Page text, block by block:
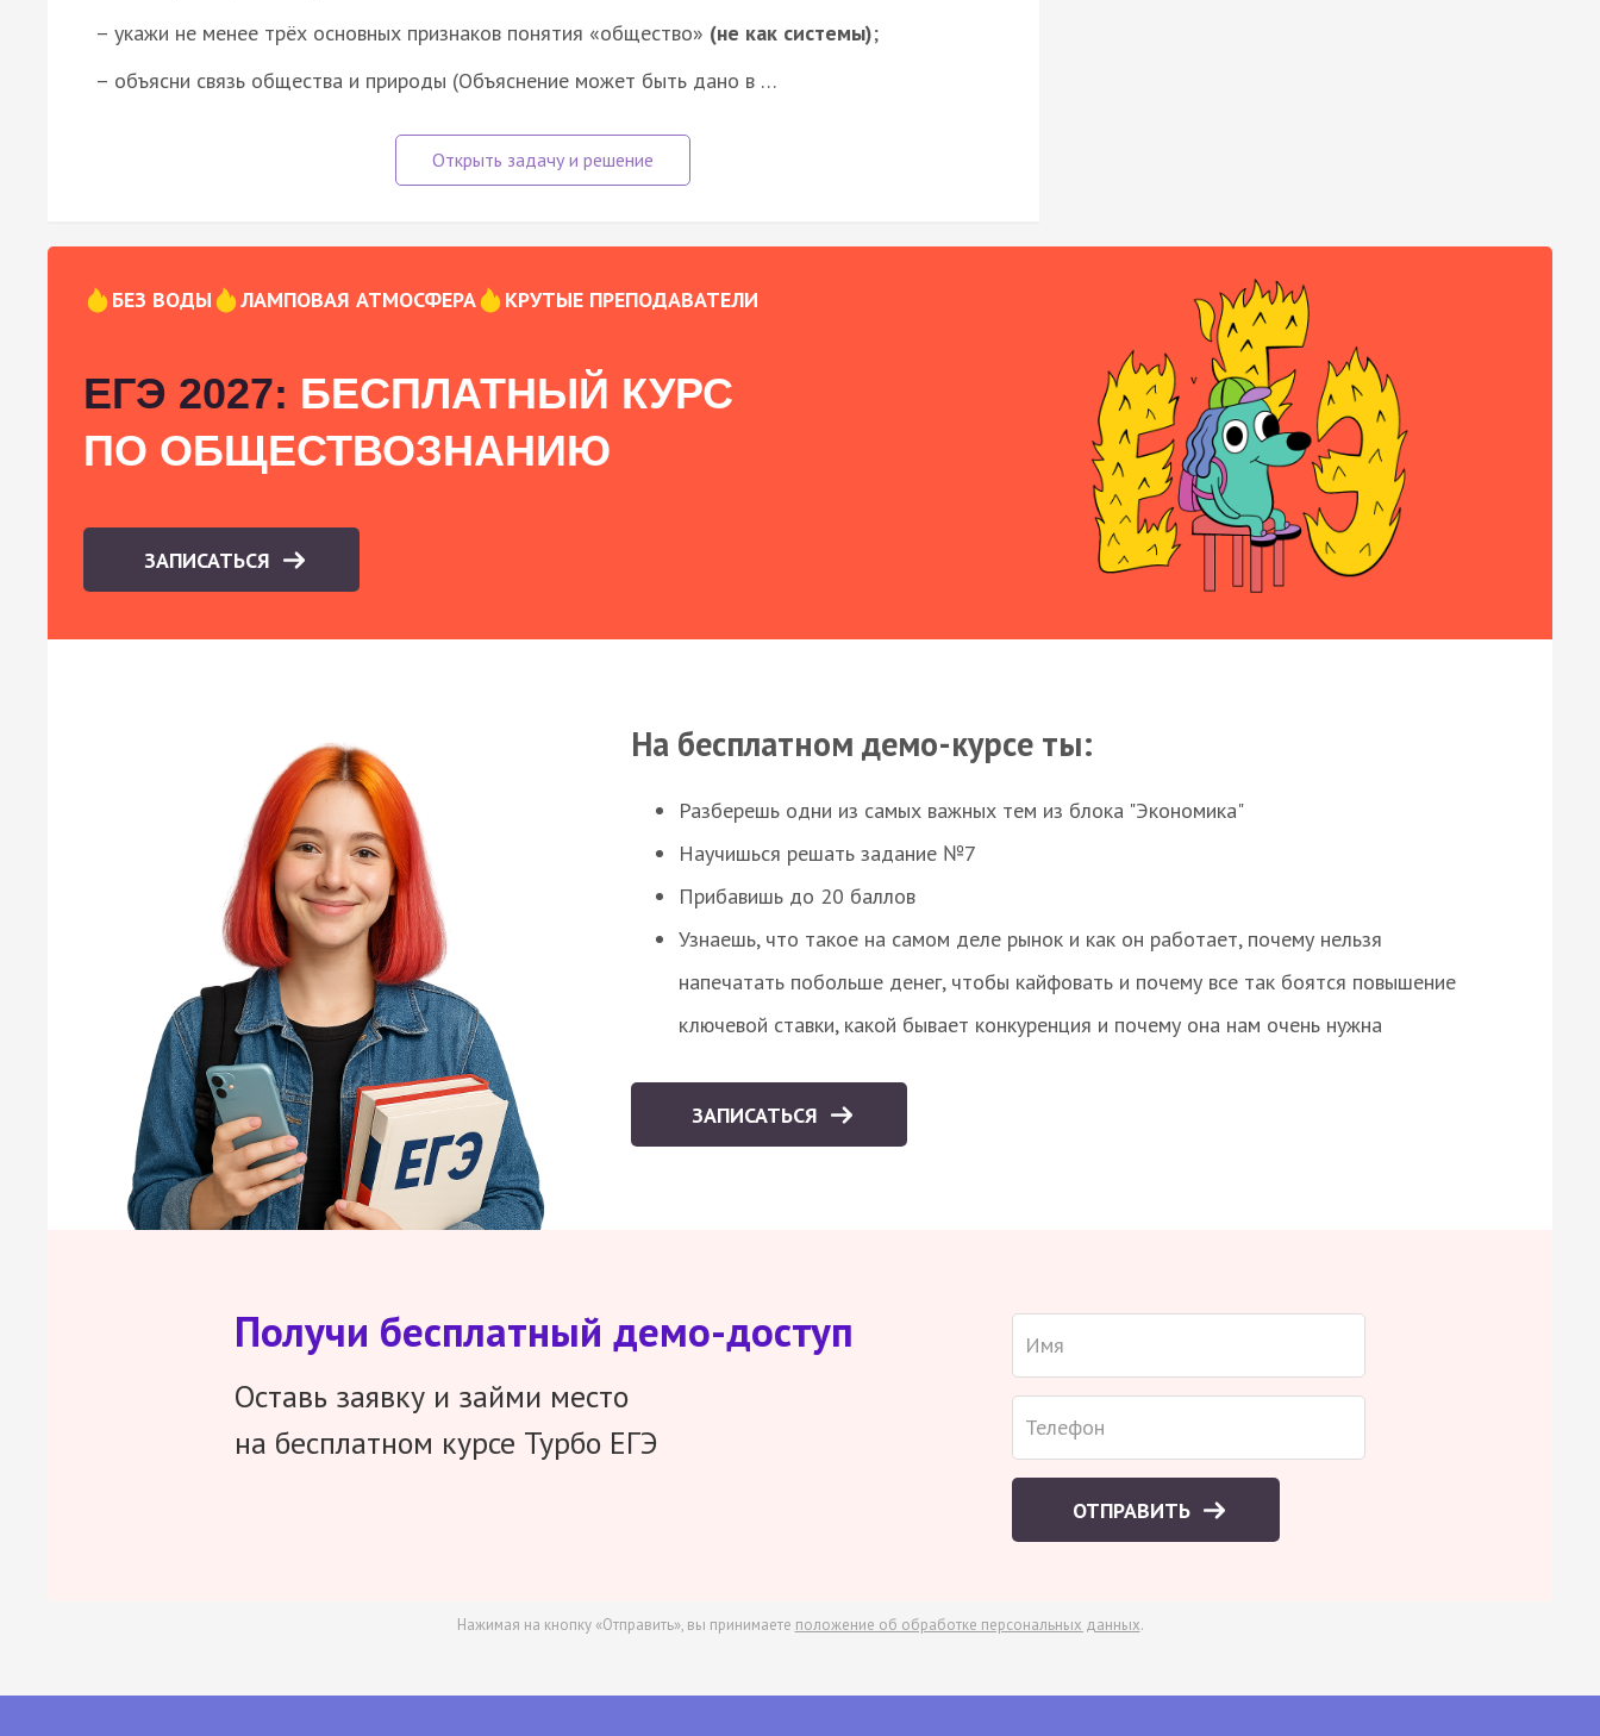
– укажи не менее трёх основных признаков понятия «общество» (не как системы);
– объясни связь общества и природы (Объяснение может быть дано в …
БЕЗ ВОДЫ ЛАМПОВАЯ АТМОСФЕРА КРУТЫЕ ПРЕПОДАВАТЕЛИ
ЕГЭ 2027: БЕСПЛАТНЫЙ КУРС
ПО ОБЩЕСТВОЗНАНИЮ
ЗАПИСАТЬСЯ
На бесплатном демо-курсе ты:
Разберешь одни из самых важных тем из блока "Экономика"
Научишься решать задание №7
Прибавишь до 20 баллов
Узнаешь, что такое на самом деле рынок и как он работает, почему нельзя
напечатать побольше денег, чтобы кайфовать и почему все так боятся повышение
ключевой ставки, какой бывает конкуренция и почему она нам очень нужна
ЗАПИСАТЬСЯ
Получи бесплатный демо-доступ
Оставь заявку и займи место
на бесплатном курсе Турбо ЕГЭ
ОТПРАВИТЬ
Нажимая на кнопку «Отправить», вы принимаете положение об обработке персональных данных.